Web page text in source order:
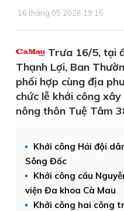
16 tháng 05 2026 19:15
Trưa 16/5, tại
Thạnh Lợi, Ban
phối hợp cùng địa
chức lễ khởi công
nông thôn Tuệ Tâm
Khởi công Hải đội
Sông Đốc
Khởi công cầu
viện Đa khoa Cà Mau
Khởi công hai công